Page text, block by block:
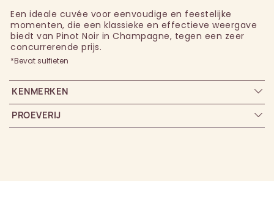
Een ideale cuvée voor eenvoudige en feestelijke
momenten, die een klassieke en effectieve weergave
biedt van Pinot Noir in Champagne, tegen een zeer
concurrerende prijs.
*Bevat sulfieten
KENMERKEN
PROEVERIJ